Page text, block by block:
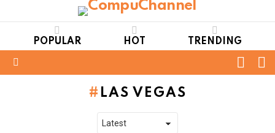
POPULAR HOT TRENDING
LAS VEGAS